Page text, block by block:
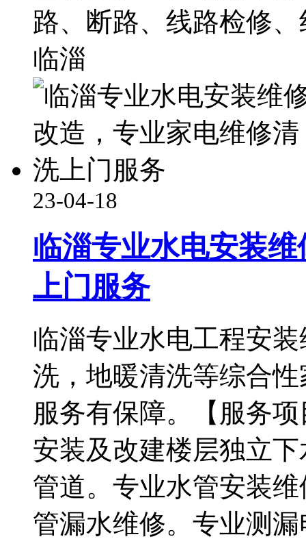
路、断路、线路检修
临淄
23-04-18
临淄专业水电安装
上门服务
临淄专业水电工程安
洗，地暖清洗等综合
服务有保障。【服务
安装及改建楼层独立
管道。专业水管安装
管漏水维修。专业测